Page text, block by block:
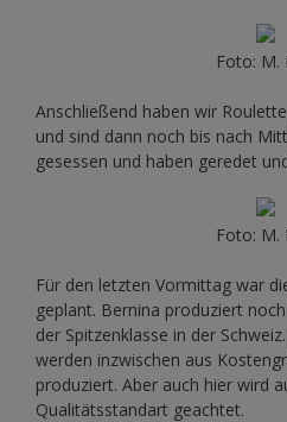
Foto: M.
Anschließend haben wir
und sind dann noch bis nach
gesessen und haben geredet
Foto: M.
Für den letzten Vormittag war
geplant. Bernina produziert
der Spitzenklasse in der
werden inzwischen aus
produziert. Aber auch hier wird
Qualitätsstandart geachtet.